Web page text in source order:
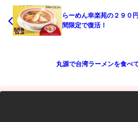
らーめん幸楽苑の２９０
間限定で復活！
丸源で台湾ラーメンを食べ